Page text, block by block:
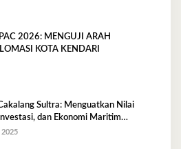
2026: MENGUJI ARAH
KOTA KENDARI
Sultra: Menguatkan Nilai
dan Ekonomi Maritim